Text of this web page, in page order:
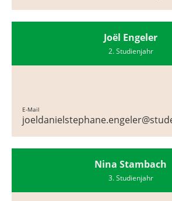
Joël Engeler
2. Studienjahr
E-Mail
Nina Stambach
3. Studienjahr